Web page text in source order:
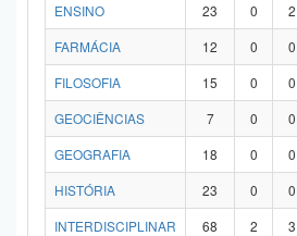
ENSINO
23 0 2
FARMÁCIA
12 0 0
FILOSOFIA
15 0 0
GEOCIÊNCIAS
7 0 0
GEOGRAFIA
18 0 0
HISTÓRIA
23 0 0
INTERDISCIPLINAR
68 2 3